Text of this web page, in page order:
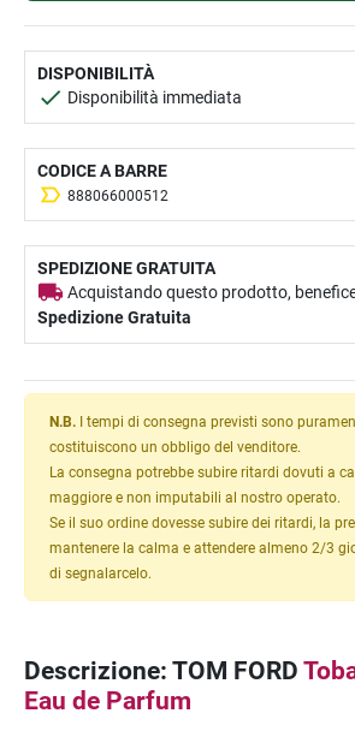
DISPONIBILITÀ
Disponibilità immediata
CODICE A BARRE
888066000512
SPEDIZIONE GRATUITA
Acquistando questo prodotto,
Spedizione Gratuita
N.B. I tempi di consegna previsti sono
costituiscono un obbligo del venditore.
La consegna potrebbe subire ritardi dovuti a
maggiore e non imputabili al nostro operato.
Se il suo ordine dovesse subire dei ritardi, la
mantenere la calma e attendere almeno 2/3
di segnalarcelo.
Descrizione: TOM FORD
Eau de Parfum